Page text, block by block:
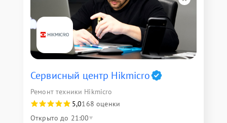
Сервисный центр Hikmicro
Ремонт техники Hikmicro
5,0168 оценки
Открыто до 21:00